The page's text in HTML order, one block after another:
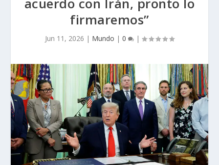
firmaremos”
Jun 11, 2026 | Mundo | 0 |